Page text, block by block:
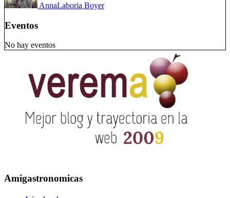
AnnaLaboria Boyer
Eventos
No hay eventos
Amigastronomicas